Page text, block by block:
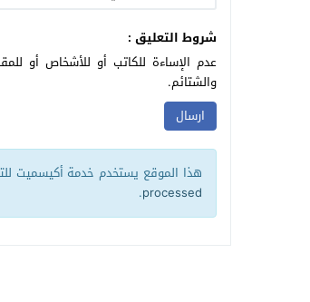
شروط التعليق :
عدم الإساءة للكاتب أو للأشخاص أو
والشتائم.
هذا الموقع يستخدم خدمة أكيسميت
processed
.